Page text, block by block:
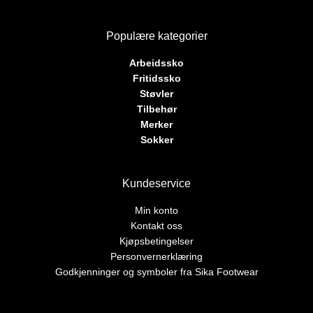
Populære kategorier
Arbeidssko
Fritidssko
Støvler
Tilbehør
Merker
Sokker
Kundeservice
Min konto
Kontakt oss
Kjøpsbetingelser
Personvernerklæring
Godkjenninger og symboler fra Sika Footwear